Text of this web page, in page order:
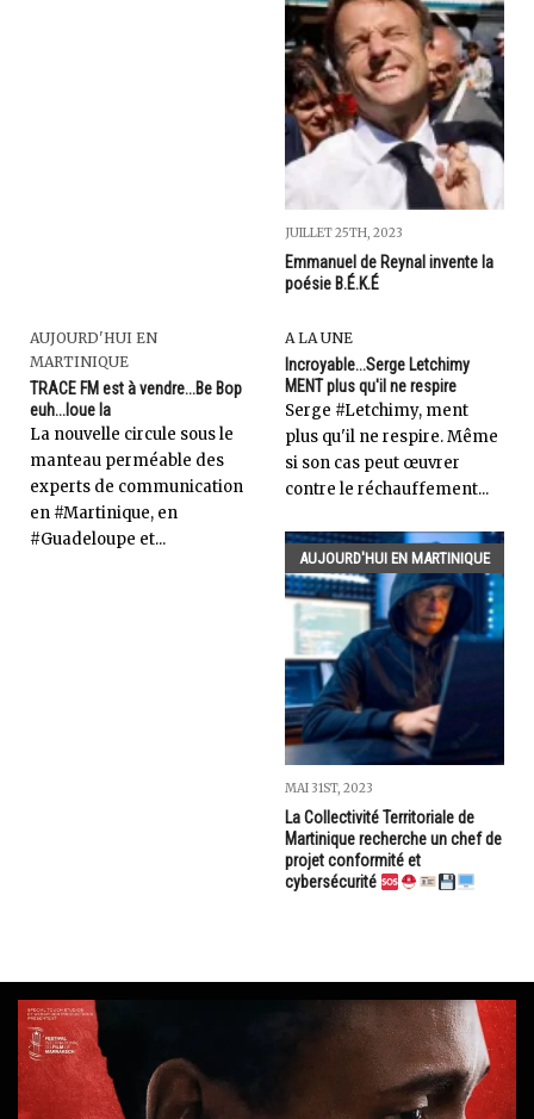
JUILLET 25TH, 2023
Emmanuel de Reynal invente la
poésie B.É.K.É
AUJOURD'HUI EN
MARTINIQUE
TRACE FM est à vendre...Be Bop
euh...loue la
La nouvelle circule sous le
manteau perméable des
experts de communication
en #Martinique, en
#Guadeloupe et...
A LA UNE
Incroyable...Serge Letchimy
MENT plus qu'il ne respire
Serge #Letchimy, ment
plus qu'il ne respire. Même
si son cas peut œuvrer
contre le réchauffement...
AUJOURD'HUI EN MARTINIQUE
MAI 31ST, 2023
La Collectivité Territoriale de
Martinique recherche un chef de
projet conformité et
cybersécurité